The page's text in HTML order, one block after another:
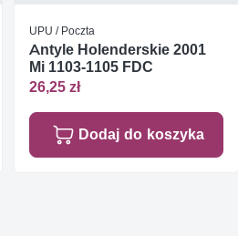
UPU / Poczta
Antyle Holenderskie 2001
Mi 1103-1105 FDC
26,25 zł
Dodaj do koszyka